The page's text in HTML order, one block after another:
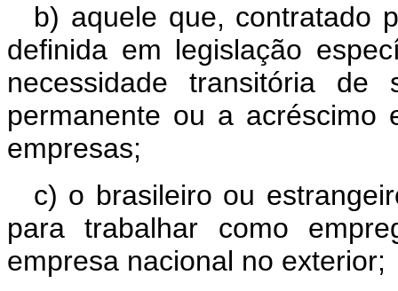
b) aquele que, contratado
definida em legislação
necessidade transitória
permanente ou a acréscimo
empresas;
c) o brasileiro ou
para trabalhar como
empresa nacional no exterior;